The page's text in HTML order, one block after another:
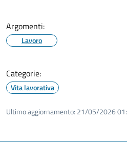
Argomenti:
Lavoro
Categorie:
Vita lavorativa
Ultimo aggiornamento: 21/05/2026